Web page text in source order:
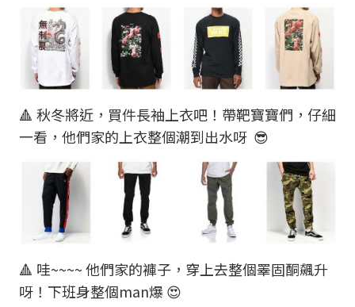
🔺 秋冬將近，買件長袖上衣吧！帶靶寶寶們，仔細
一看，他們家的上衣整個潮到出水呀 😎
🔺 哇~~~~ 他們家的褲子，穿上去整個睪固酮飆升
呀！下班身整個man爆 😍